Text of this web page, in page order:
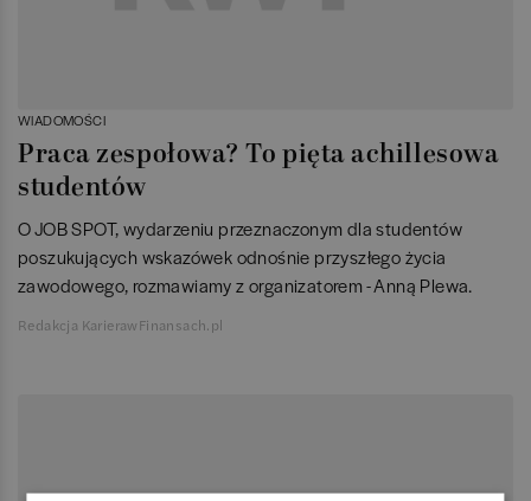
WIADOMOŚCI
Praca zespołowa? To pięta achillesowa
studentów
O JOB SPOT, wydarzeniu przeznaczonym dla studentów
poszukujących wskazówek odnośnie przyszłego życia
zawodowego, rozmawiamy z organizatorem - Anną Plewa.
Redakcja KarierawFinansach.pl